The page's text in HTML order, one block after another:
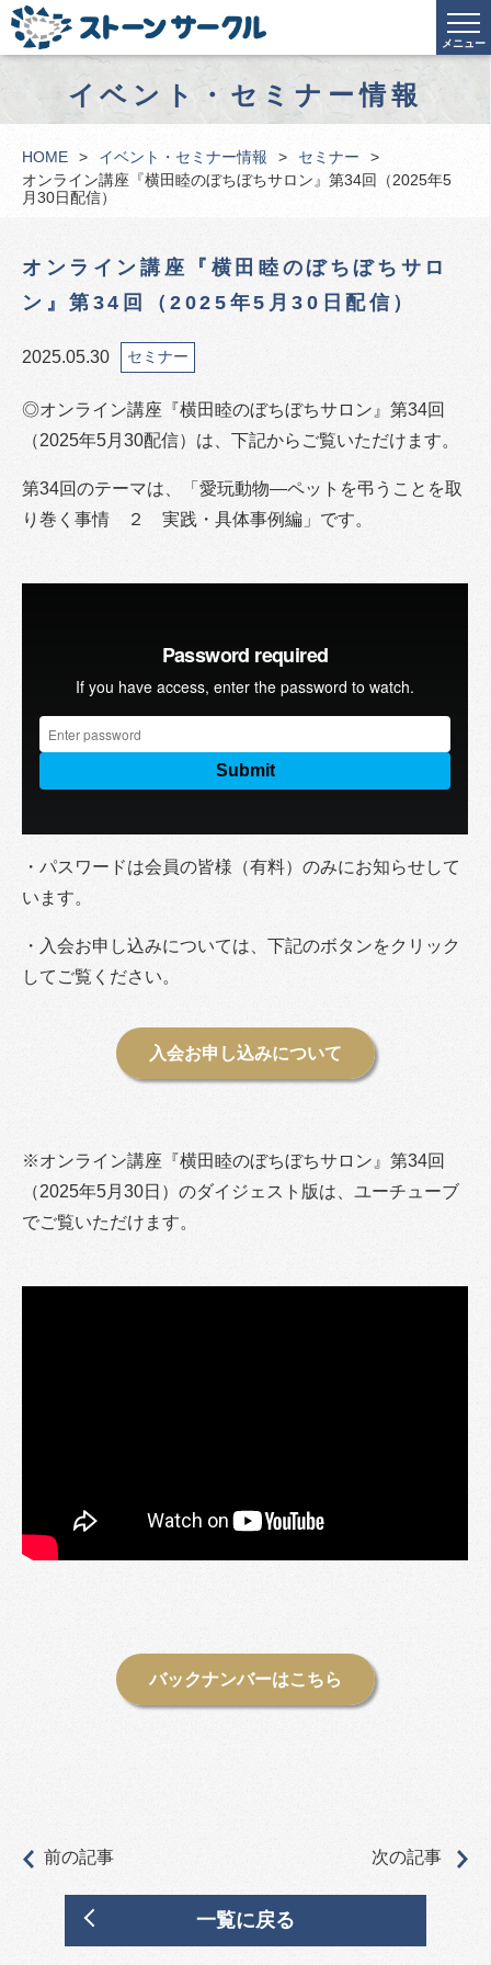
メニュー
イベント・セミナー情報
HOME イベント・セミナー情報
セミナー
オンライン講座『横田睦のぼちぼちサロン』第34回（2025年5
月30日配信）
オンライン講座『横田睦のぼちぼちサロ
ン』第34回（2025年5月30日配信）
2025.05.30 セミナー
◎オンライン講座『横田睦のぼちぼちサロン』第34回
（2025年5月30配信）は、下記からご覧いただけます。
第34回のテーマは、「愛玩動物―ペットを弔うことを取
り巻く事情 ２ 実践・具体事例編」です。
・パスワードは会員の皆様（有料）のみにお知らせして
います。
・入会お申し込みについては、下記のボタンをクリック
してご覧ください。
入会お申し込みについて
※オンライン講座『横田睦のぼちぼちサロン』第34回
（2025年5月30日）のダイジェスト版は、ユーチューブ
でご覧いただけます。
バックナンバーはこちら
前の記事 次の記事
一覧に戻る